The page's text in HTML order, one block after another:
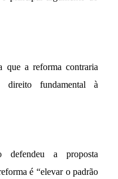
que a reforma contraria
direito fundamental à
defendeu a proposta
é “elevar o padrão